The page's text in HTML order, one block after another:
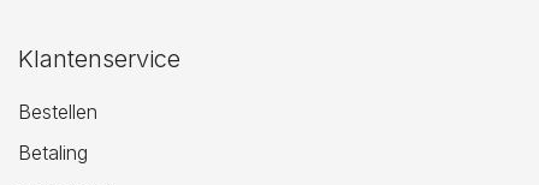
Klantenservice
Bestellen
Betaling